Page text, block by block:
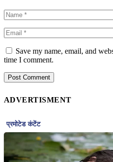
Save my name, email, and
time I comment.
ADVERTISMENT